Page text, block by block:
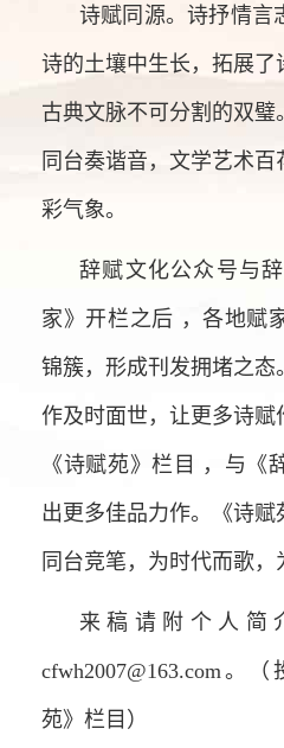
诗赋同源。诗抒情言
诗的土壤中生长，拓展了
古典文脉不可分割的双璧
同台奏谐音，文学艺术
彩气象。
辞赋文化公众号与
家》开栏之后 ，各地赋
锦簇，形成刊发拥堵之态
作及时面世，让更多诗赋
《诗赋苑》栏目 ，与《
出更多佳品力作。《诗
同台竞笔，为时代而歌，
来稿请附个人简
cfwh2007@163.com。
苑》栏目）